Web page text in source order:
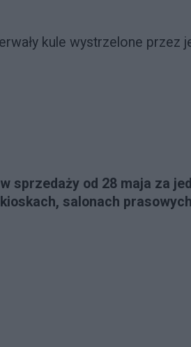
kule wystrzelone przez
sprzedaży od 28 maja za
salonach